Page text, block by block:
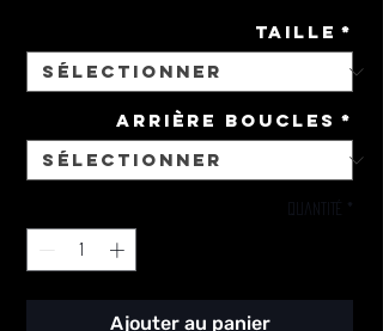
Taille *
Arrière Boucles *
*
Ajouter au panier